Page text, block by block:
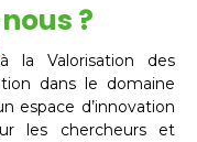
?
la Valorisation des
dans le domaine
espace d’innovation
les chercheurs et